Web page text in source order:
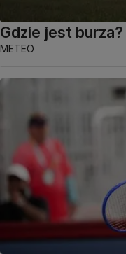
Gdzie jest
METEO